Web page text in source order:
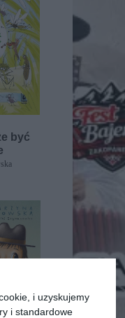
i uzyskujemy
i standardowe
być